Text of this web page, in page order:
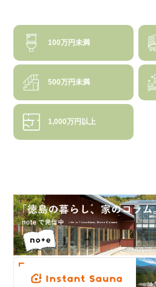
100万円未満
500万円未満
1,000万円以上